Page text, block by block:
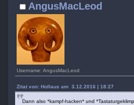
AngusMacLeod
Username: AngusMacLeod
Zitat von: Hollaus am 3.12.2016 | 18:27
Dann also *kampf-hacken* und